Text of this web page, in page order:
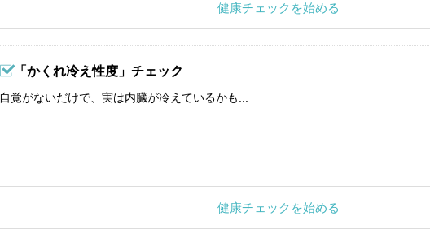
健康チェックを始める
「かくれ冷え性度」チェック
自覚がないだけで、実は内臓が冷えているかも...
健康チェックを始める